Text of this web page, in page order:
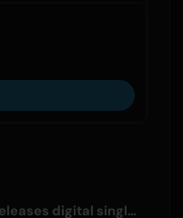
Kawanishi Natsuki releases digital single 'Sayonara wa Ichiban Kirei na Atashi de'